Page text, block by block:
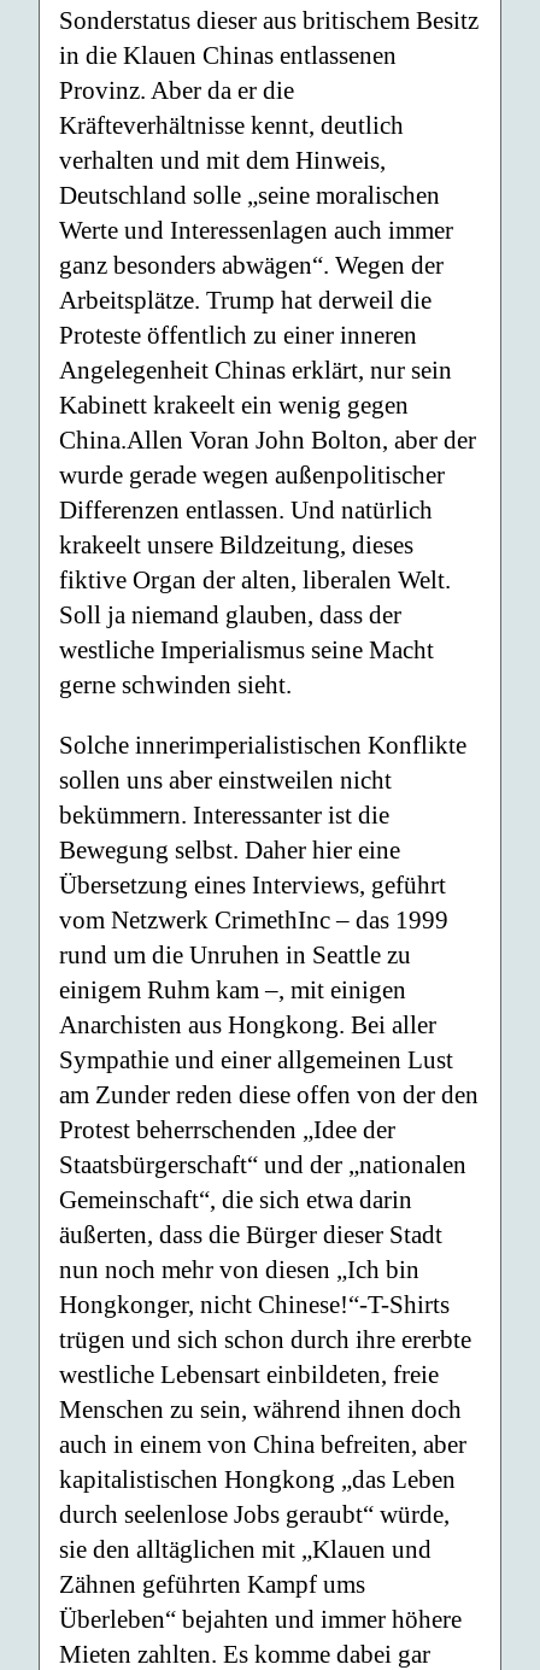
Sonderstatus dieser aus britischem Besitz
in die Klauen Chinas entlassenen
Provinz. Aber da er die
Kräfteverhältnisse kennt, deutlich
verhalten und mit dem Hinweis,
Deutschland solle „seine moralischen
Werte und Interessenlagen auch immer
ganz besonders abwägen“. Wegen der
Arbeitsplätze. Trump hat derweil die
Proteste öffentlich zu einer inneren
Angelegenheit Chinas erklärt, nur sein
Kabinett krakeelt ein wenig gegen
China.Allen Voran John Bolton, aber der
wurde gerade wegen außenpolitischer
Differenzen entlassen. Und natürlich
krakeelt unsere Bildzeitung, dieses
fiktive Organ der alten, liberalen Welt.
Soll ja niemand glauben, dass der
westliche Imperialismus seine Macht
gerne schwinden sieht.
Solche innerimperialistischen Konflikte
sollen uns aber einstweilen nicht
bekümmern. Interessanter ist die
Bewegung selbst. Daher hier eine
Übersetzung eines Interviews, geführt
vom Netzwerk CrimethInc – das 1999
rund um die Unruhen in Seattle zu
einigem Ruhm kam –, mit einigen
Anarchisten aus Hongkong. Bei aller
Sympathie und einer allgemeinen Lust
am Zunder reden diese offen von der den
Protest beherrschenden „Idee der
Staatsbürgerschaft“ und der „nationalen
Gemeinschaft“, die sich etwa darin
äußerten, dass die Bürger dieser Stadt
nun noch mehr von diesen „Ich bin
Hongkonger, nicht Chinese!“-T-Shirts
trügen und sich schon durch ihre ererbte
westliche Lebensart einbildeten, freie
Menschen zu sein, während ihnen doch
auch in einem von China befreiten, aber
kapitalistischen Hongkong „das Leben
durch seelenlose Jobs geraubt“ würde,
sie den alltäglichen mit „Klauen und
Zähnen geführten Kampf ums
Überleben“ bejahten und immer höhere
Mieten zahlten. Es komme dabei gar